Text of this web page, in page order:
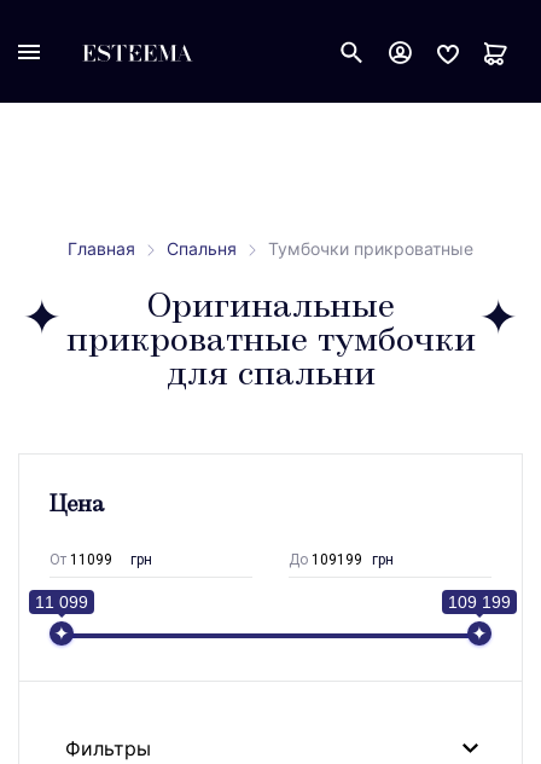
Главная Спальня Тумбочки прикроватные
Оригинальные
прикроватные тумбочки
для спальни
Цена
От грн До грн
11 099 109 199
Фильтры